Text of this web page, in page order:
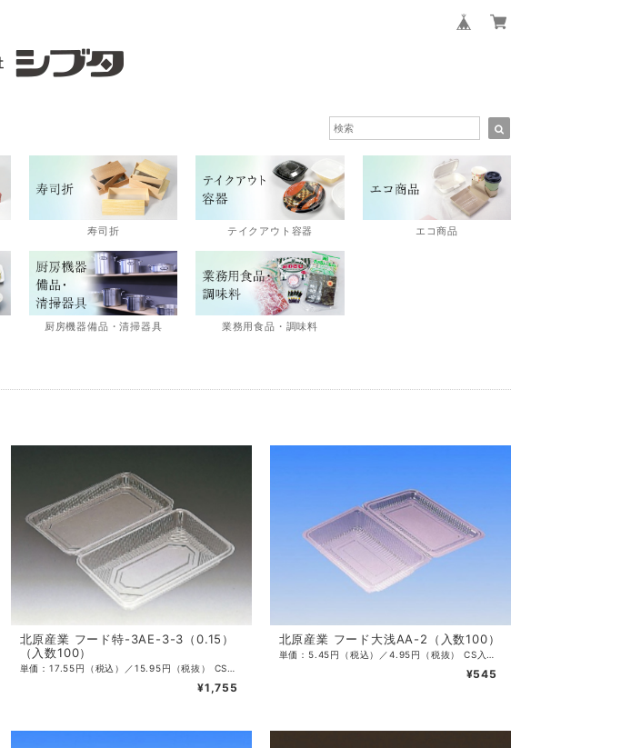
寿司折 テイクアウト容器 エコ商品
厨房機器備品・清掃器具 業務用食品・調味料
北原産業 フード特-3AE-3-3（0.15）
（入数100）
¥1,755
北原産業 フード大浅AA-2（入数100）
¥545